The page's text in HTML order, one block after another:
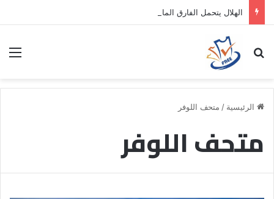
بحث عن
الرئيسية / متحف اللوفر
متحف اللوفر